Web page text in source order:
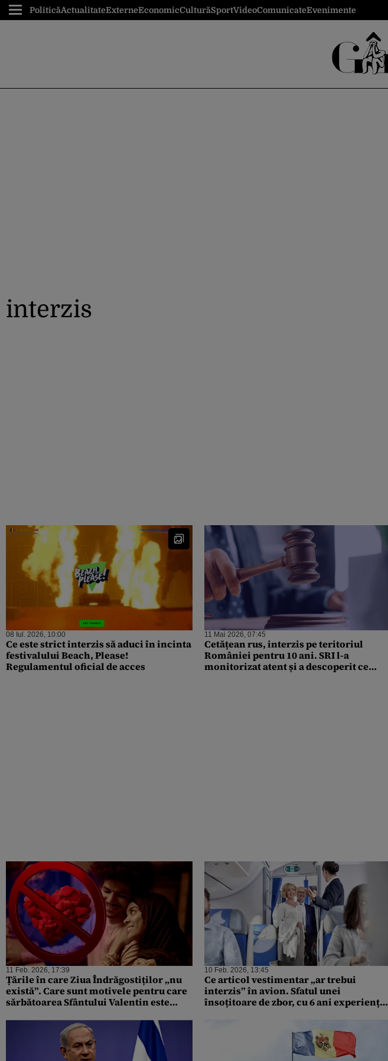
PoliticăActualitateExterneEconomicCulturăSportVideoComunicateEvenimente
interzis
08 Iul. 2026, 10:00
Ce este strict interzis să aduci în incinta
festivalului Beach, Please!
Regulamentul oficial de acces
11 Mai 2026, 07:45
Cetățean rus, interzis pe teritoriul
României pentru 10 ani. SRI l-a
monitorizat atent și a descoperit ce
11 Feb. 2026, 17:39
Țările în care Ziua Îndrăgostiților „nu
există”. Care sunt motivele pentru care
sărbătoarea Sfântului Valentin este
10 Feb. 2026, 13:45
Ce articol vestimentar „ar trebui
interzis” în avion. Sfatul unei
însoțitoare de zbor, cu 6 ani experiență,